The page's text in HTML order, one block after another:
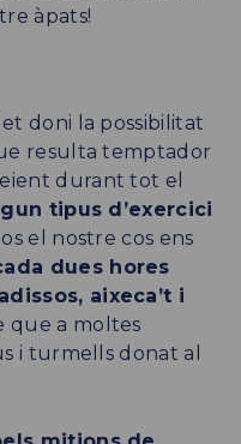
àpats!
doni la possibilitat
resulta temptador
durant tot el
tipus d’exercici
el nostre cos ens
dues hores
aixeca’t i
que a moltes
i turmells donat al